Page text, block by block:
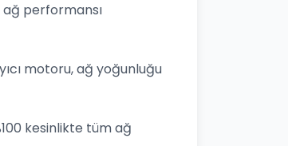
performansı
motoru, ağ yoğunluğu
kesinlikte tüm ağ